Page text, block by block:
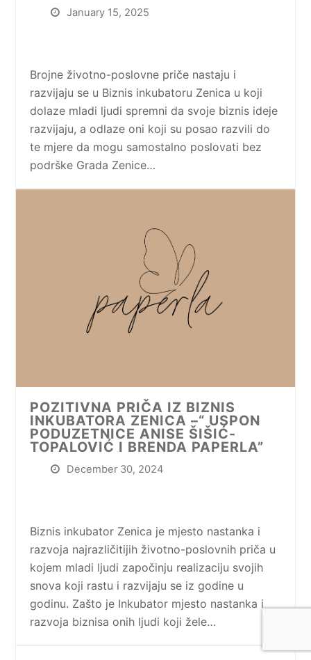
January 15, 2025
Brojne životno-poslovne priče nastaju i
razvijaju se u Biznis inkubatoru Zenica u koji
dolaze mladi ljudi spremni da svoje biznis ideje
razvijaju, a odlaze oni koji su posao razvili do
te mjere da mogu samostalno poslovati bez
podrške Grada Zenice…
POZITIVNA PRIČA IZ BIZNIS
INKUBATORA ZENICA –“ USPON
PODUZETNICE ANISE ŠIŠIĆ-
TOPALOVIĆ I BRENDA PAPERLA”
December 30, 2024
Biznis inkubator Zenica je mjesto nastanka i
razvoja najrazličitijih životno-poslovnih priča u
kojem mladi ljudi započinju realizaciju svojih
snova koji rastu i razvijaju se iz godine u
godinu. Zašto je Inkubator mjesto nastanka i
razvoja biznisa onih ljudi koji žele…